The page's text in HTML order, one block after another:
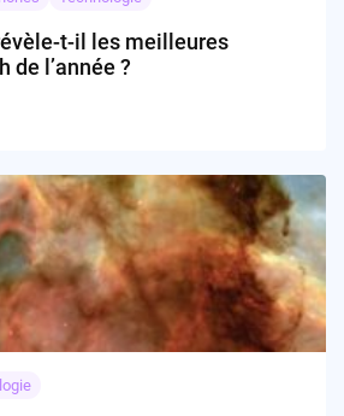
t-il les meilleures
de l’année ?